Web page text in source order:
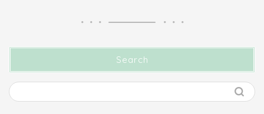
Search